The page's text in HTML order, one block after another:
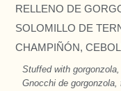
RELLENO DE
SOLOMILLO DE
CHAMPIÑÓN,
Stuffed with
Gnocchi de